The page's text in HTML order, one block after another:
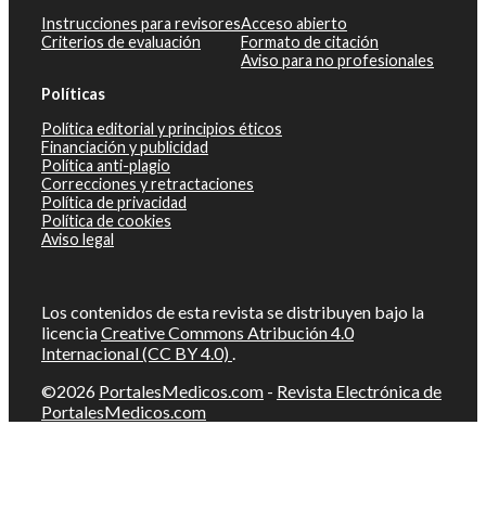
Instrucciones para revisores
Criterios de evaluación
Acceso abierto
Formato de citación
Aviso para no profesionales
Políticas
Política editorial y principios éticos
Financiación y publicidad
Política anti-plagio
Correcciones y retractaciones
Política de privacidad
Política de cookies
Aviso legal
Los contenidos de esta revista se distribuyen bajo la
licenciaCreative Commons Atribución 4.0
Internacional (CC BY 4.0) .
©2026 PortalesMedicos.com - Revista Electrónica de
PortalesMedicos.com